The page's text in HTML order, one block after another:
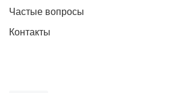
Частые вопросы
Контакты